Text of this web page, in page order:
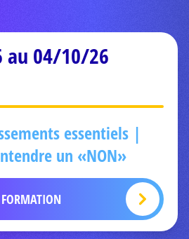
au 04/10/26
essentiels |
un «NON»